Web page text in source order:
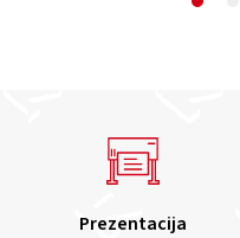
Prezentacija